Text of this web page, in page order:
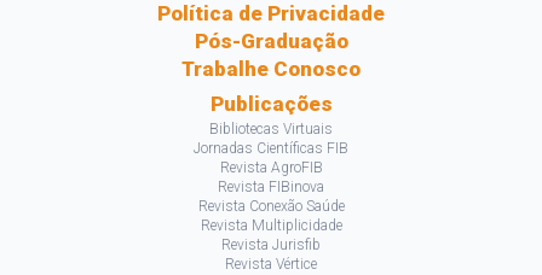
Política de Privacidade
Pós-Graduação
Trabalhe Conosco
Publicações
Bibliotecas Virtuais
Jornadas Científicas FIB
Revista AgroFIB
Revista FIBinova
Revista Conexão Saúde
Revista Multiplicidade
Revista Jurisfib
Revista Vértice